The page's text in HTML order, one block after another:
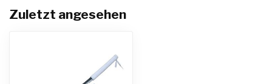
Zuletzt angesehen